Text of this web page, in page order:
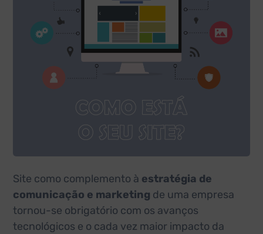
Site como complemento à estratégia de
comunicação e marketing de uma empresa
tornou-se obrigatório com os avanços
tecnológicos e o cada vez maior impacto da